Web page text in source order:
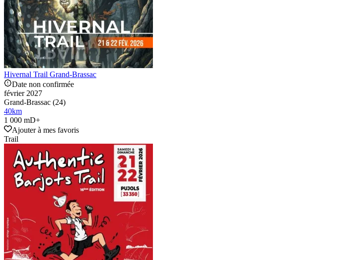
Hivernal Trail Grand-Brassac
Date non confirmée
février 2027
Grand-Brassac (24)
40km
1 000 mD+
Ajouter à mes favoris
Trail